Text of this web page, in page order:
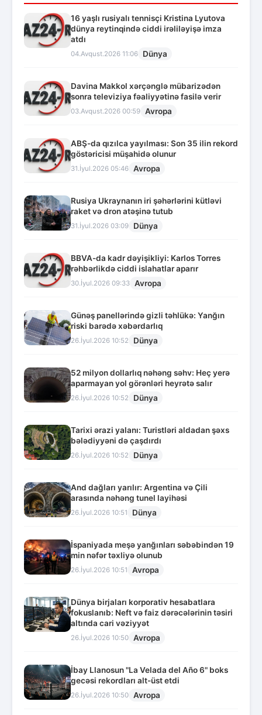
16 yaşlı rusiyalı tennisçi Kristina Lyutova
dünya reytinqində ciddi irəliləyişə imza
atdı
04.Avqust.2026 11:06 Dünya
Davina Makkol xərçənglə mübarizədən
sonra televiziya fəaliyyətinə fasilə verir
03.Avqust.2026 00:59 Avropa
ABŞ-da qızılca yayılması: Son 35 ilin rekord
göstəricisi müşahidə olunur
31.İyul.2026 05:46 Avropa
Rusiya Ukraynanın iri şəhərlərini kütləvi
raket və dron atəşinə tutub
31.İyul.2026 03:09 Dünya
BBVA-da kadr dəyişikliyi: Karlos Torres
rəhbərlikdə ciddi islahatlar aparır
30.İyul.2026 09:33 Avropa
Günəş panellərində gizli təhlükə: Yanğın
riski barədə xəbərdarlıq
26.İyul.2026 10:52 Dünya
52 milyon dollarlıq nəhəng səhv: Heç yerə
aparmayan yol görənləri heyrətə salır
26.İyul.2026 10:52 Dünya
Tarixi ərazi yalanı: Turistləri aldadan şəxs
bələdiyyəni də çaşdırdı
26.İyul.2026 10:52 Dünya
And dağları yarılır: Argentina və Çili
arasında nəhəng tunel layihəsi
26.İyul.2026 10:51 Dünya
İspaniyada meşə yanğınları səbəbindən 19
min nəfər təxliyə olunub
26.İyul.2026 10:51 Avropa
Dünya birjaları korporativ hesabatlara
fokuslanıb: Neft və faiz dərəcələrinin təsiri
altında cari vəziyyət
26.İyul.2026 10:50 Avropa
İbay Llanosun "La Velada del Año 6" boks
gecəsi rekordları alt-üst etdi
26.İyul.2026 10:50 Avropa